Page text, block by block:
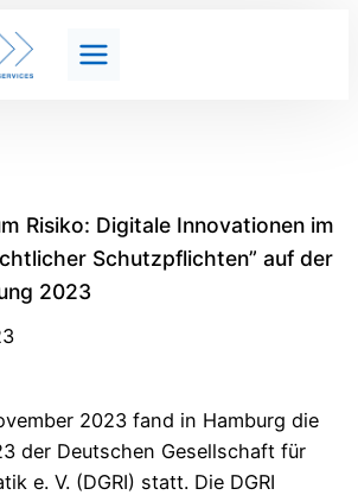
Risiko: Digitale Innovationen im
Schutzpflichten” auf der
2023
2023 fand in Hamburg die
der Deutschen Gesellschaft für
e. V. (DGRI) statt. Die DGRI